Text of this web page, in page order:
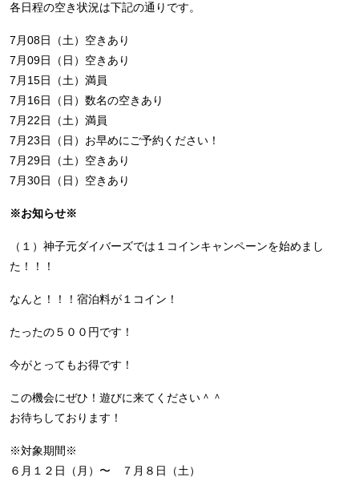
各日程の空き状況は下記の通りです。
7月08日（土）空きあり
7月09日（日）空きあり
7月15日（土）満員
7月16日（日）数名の空きあり
7月22日（土）満員
7月23日（日）お早めにご予約ください！
7月29日（土）空きあり
7月30日（日）空きあり
※お知らせ※
（１）神子元ダイバーズでは１コインキャンペーンを始めまし
た！！！
なんと！！！宿泊料が１コイン！
たったの５００円です！
今がとってもお得です！
この機会にぜひ！遊びに来てください＾＾
お待ちしております！
※対象期間※
６月１２日（月）〜 ７月８日（土）